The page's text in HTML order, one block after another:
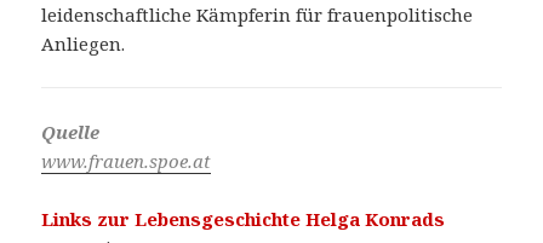
leidenschaftliche Kämpferin für frauenpolitische
Anliegen.
Quelle
www.frauen.spoe.at
Links zur Lebensgeschichte Helga Konrads